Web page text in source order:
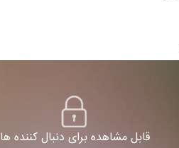
قابل مشاهده برای دنبال کننده ها